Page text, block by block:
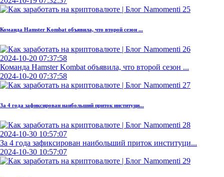
Команда Hamster Kombat объявила, что второй сезон ...
2024-10-20 07:37:58
Команда Hamster Kombat объявила, что второй сезон ...
2024-10-20 07:37:58
За 4 года зафиксирован наибольший приток институци...
2024-10-30 10:57:07
За 4 года зафиксирован наибольший приток институци...
2024-10-30 10:57:07